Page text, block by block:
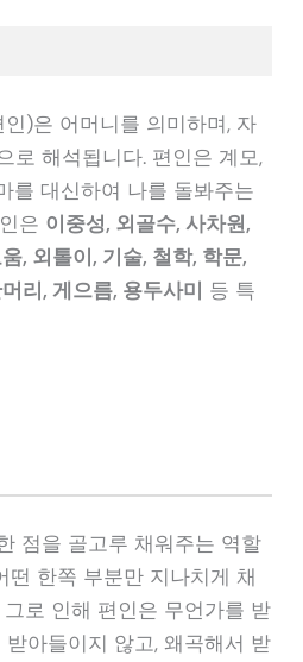
인)은 어머니를 의미하며, 자
로 해석됩니다. 편인은 계모,
를 대신하여 나를 돌봐주는
은 이중성, 외골수, 사차원,
, 외톨이, 기술, 철학, 학문,
리, 게으름, 용두사미 등 특
점을 골고루 채워주는 역할
떤 한쪽 부분만 지나치게 채
로 인해 편인은 무언가를 받
아들이지 않고, 왜곡해서 받